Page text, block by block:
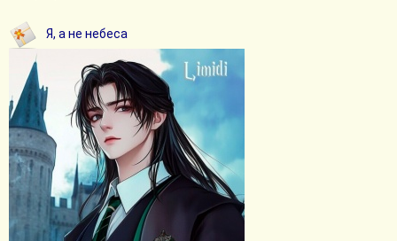
Я, а не небеса